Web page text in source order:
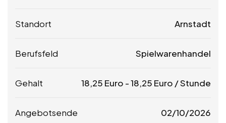
Standort Arnstadt
Berufsfeld Spielwarenhandel
Gehalt 18,25 Euro -18,25 Euro / Stunde
Angebotsende 02/10/2026